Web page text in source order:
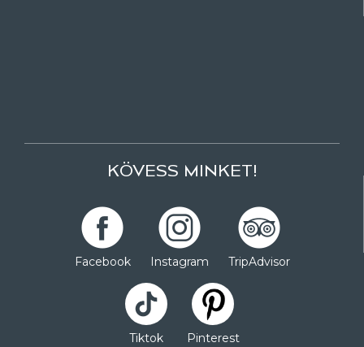
KÖVESS MINKET!
Facebook Instagram TripAdvisor
Tiktok Pinterest